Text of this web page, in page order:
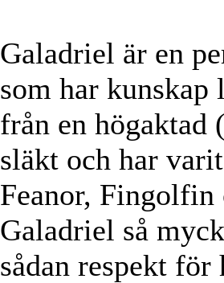
Galadriel är en
som har
från en
släkt och har
Feanor,
Galadriel så
sådan respekt för